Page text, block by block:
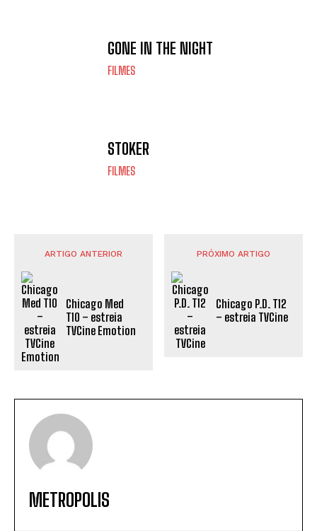
GONE IN THE NIGHT
FILMES
STOKER
FILMES
ARTIGO ANTERIOR
Chicago Med
T10 – estreia
TVCine Emotion
PRÓXIMO ARTIGO
Chicago P.D. T12
– estreia TVCine
METROPOLIS